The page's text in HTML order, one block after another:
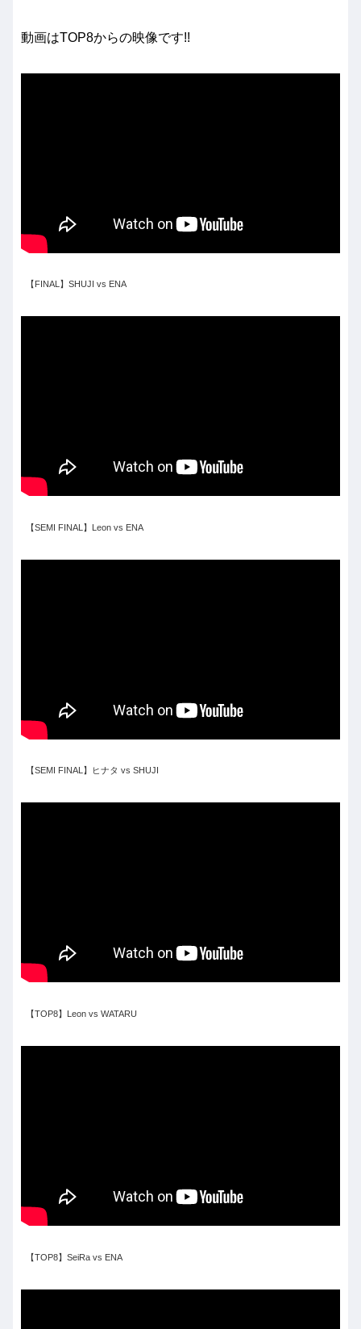
動画はTOP8からの映像です!!
【FINAL】SHUJI vs ENA
【SEMI FINAL】Leon vs ENA
【SEMI FINAL】ヒナタ vs SHUJI
【TOP8】Leon vs WATARU
【TOP8】SeiRa vs ENA